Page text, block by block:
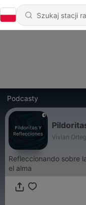
Podcasty
Vivian
Refleccionando sobre
el alma